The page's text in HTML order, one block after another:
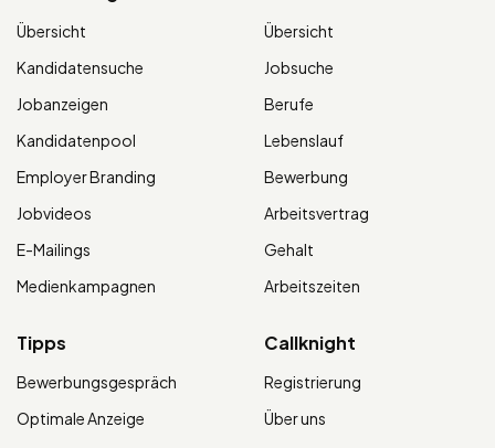
Übersicht
Kandidatensuche
Jobanzeigen
Kandidatenpool
Employer Branding
Jobvideos
E-Mailings
Medienkampagnen
Übersicht
Jobsuche
Berufe
Lebenslauf
Bewerbung
Arbeitsvertrag
Gehalt
Arbeitszeiten
Tipps
Bewerbungsgespräch
Optimale Anzeige
Callknight
Registrierung
Über uns